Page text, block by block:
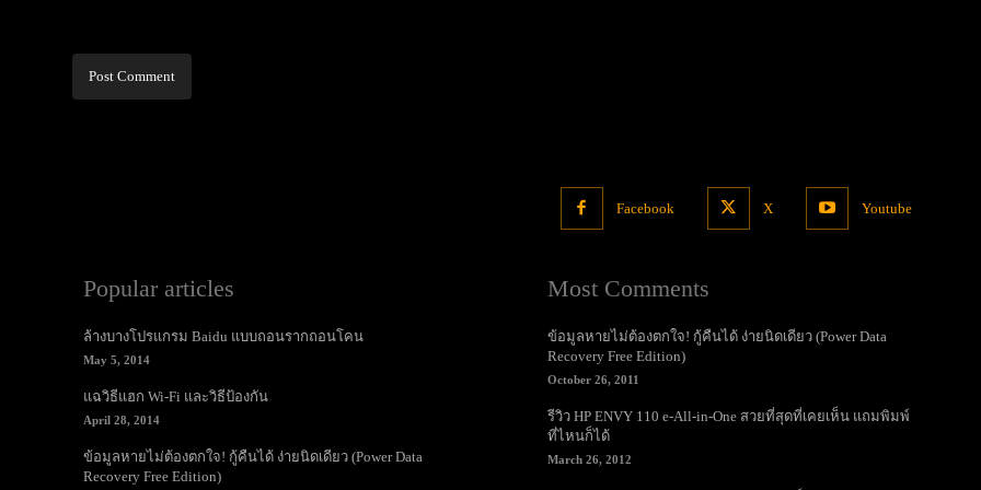
Facebook X Youtube
Popular articles
ล้างบางโปรแกรม Baidu แบบถอนรากถอนโคน
May 5, 2014
แฉวิธีแฮก Wi-Fi และวิธีป้องกัน
April 28, 2014
ข้อมูลหายไม่ต้องตกใจ! กู้คืนได้ ง่ายนิดเดียว (Power Data
Recovery Free Edition)
Most Comments
ข้อมูลหายไม่ต้องตกใจ! กู้คืนได้ ง่ายนิดเดียว (Power Data
Recovery Free Edition)
October 26, 2011
รีวิว HP ENVY 110 e-All-in-One สวยที่สุดที่เคยเห็น แถมพิมพ์
ที่ไหนก็ได้
March 26, 2012